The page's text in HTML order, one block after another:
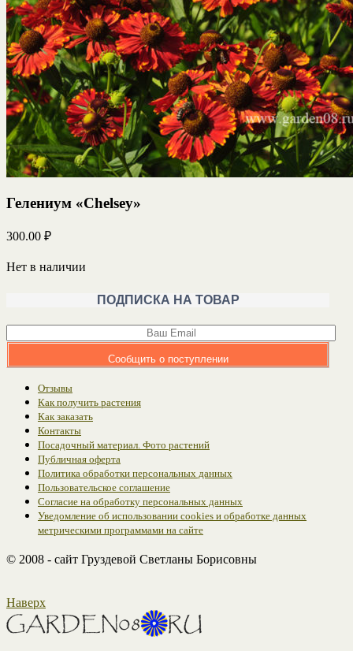
Гелениум «Chelsey»
300.00 ₽
Нет в наличии
ПОДПИСКА НА ТОВАР
Сообщить о поступлении
Отзывы
Как получить растения
Как заказать
Контакты
Посадочный материал. Фото растений
Публичная оферта
Политика обработки персональных данных
Пользовательское соглашение
Согласие на обработку персональных данных
Уведомление об использовании cookies и обработке данных
метрическими программами на сайте
© 2008 - сайт Груздевой Светланы Борисовны
Наверх